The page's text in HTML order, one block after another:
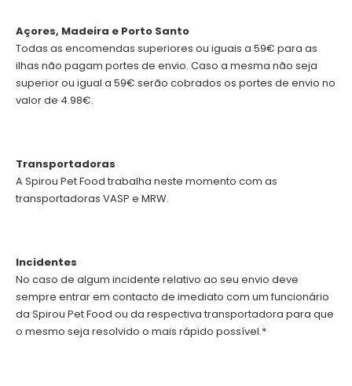
Açores, Madeira e Porto Santo
Todas as encomendas superiores ou iguais a 59€ para as
ilhas não pagam portes de envio. Caso a mesma não seja
superior ou igual a 59€ serão cobrados os portes de envio no
valor de 4.98€.
Transportadoras
A Spirou Pet Food trabalha neste momento com as
transportadoras VASP e MRW.
Incidentes
No caso de algum incidente relativo ao seu envio deve
sempre entrar em contacto de imediato com um funcionário
da Spirou Pet Food ou da respectiva transportadora para que
o mesmo seja resolvido o mais rápido possível.*